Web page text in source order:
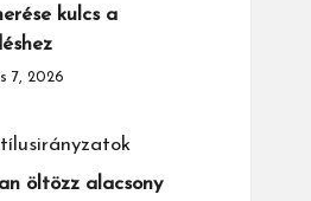
kulcs a
7, 2026
öltözz alacsony